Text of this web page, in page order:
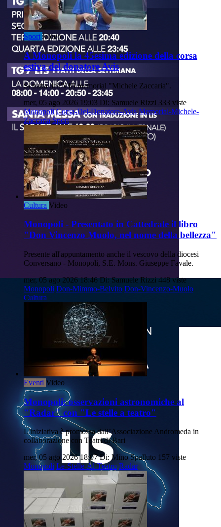
Sport Video
A Monopoli la 45esima edizione della corsa
estiva del donatore Avis
Si tratta dell'VIII memorial "Michele Zaccaria".
mer, 05 ago 2026 19:03 Di: Samuele Rizzi 333 viste
Monopoli Corsa-Del-Donatore-Avis Memorial-Michele-
Zaccaria Sport
Cultura Video
Monopoli - Presentato in Cattedrale il libro
"Don Vincenzo Muolo, nel nome della bellezza"
Presente all'appuntamento anche il vescovo della diocesi
Conversano - Monopoli, S.E. Mons. Giuseppe Favale.
mer, 05 ago 2026 18:46 Di: Samuele Rizzi 448 viste
Monopoli Don-Mimmo-Belvito Don-Vincenzo-Muolo
Cultura
Eventi Video
Monopoli: osservazioni astronomiche al
"Radar" con "Le stelle a teatro"
L'iniziativa è promossa dall’Associazione Andromeda in
collaborazione con Teatri di Bari
mer, 05 ago 2026 18:07 Di: Mino Spalluto 157 viste
Monopoli Le-Stelle-Al-Teatro Radar